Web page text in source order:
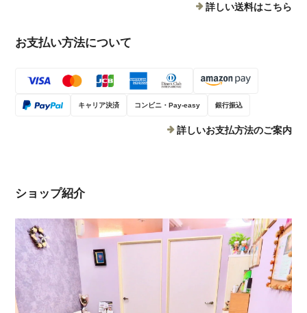
詳しい送料はこちら
お支払い方法について
キャリア決済 コンビニ・Pay-easy 銀行振込
詳しいお支払方法のご案内
ショップ紹介